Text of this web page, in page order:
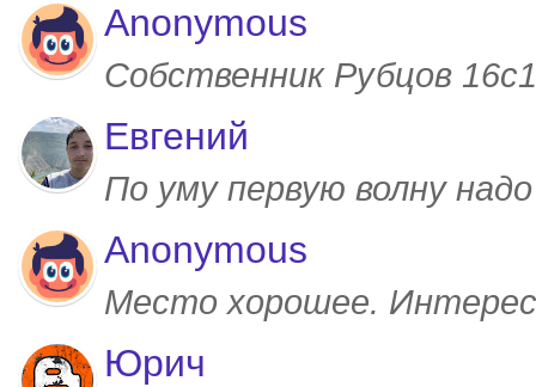
Anonymous
Собственник Рубцов
Евгений
По уму первую волну
Anonymous
Место хорошее.
Юрич